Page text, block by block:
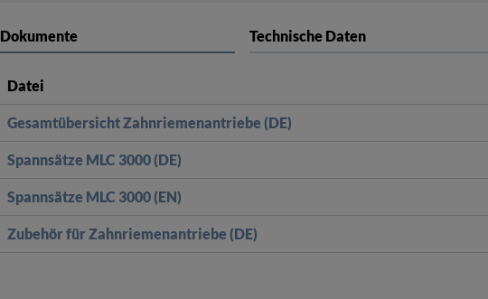
Dokumente Technische Daten
Datei
Gesamtübersicht Zahnriemenantriebe (DE)
Spannsätze MLC 3000 (DE)
Spannsätze MLC 3000 (EN)
Zubehör für Zahnriemenantriebe (DE)